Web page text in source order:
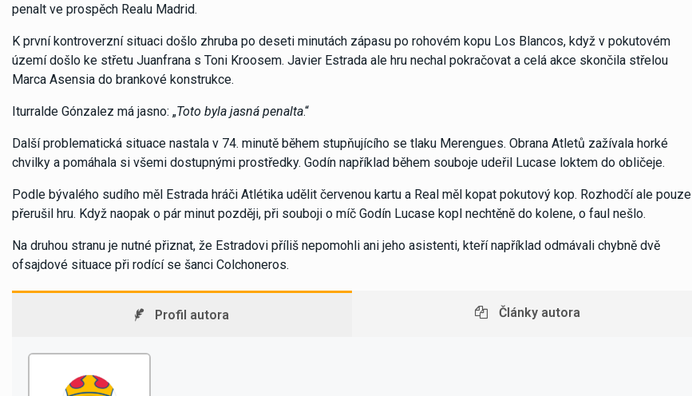
penalt ve prospěch Realu Madrid.
K první kontroverzní situaci došlo zhruba po deseti minutách zápasu po rohovém kopu Los Blancos, když v pokutovém
území došlo ke střetu Juanfrana s Toni Kroosem. Javier Estrada ale hru nechal pokračovat a celá akce skončila střelou
Marca Asensia do brankové konstrukce.
Iturralde Gónzalez má jasno: „Toto byla jasná penalta.“
Další problematická situace nastala v 74. minutě během stupňujícího se tlaku Merengues. Obrana Atletů zažívala horké
chvilky a pomáhala si všemi dostupnými prostředky. Godín například během souboje udeřil Lucase loktem do obličeje.
Podle bývalého sudího měl Estrada hráči Atlétika udělit červenou kartu a Real měl kopat pokutový kop. Rozhodčí ale pouze
přerušil hru. Když naopak o pár minut později, při souboji o míč Godín Lucase kopl nechtěně do kolene, o faul nešlo.
Na druhou stranu je nutné přiznat, že Estradovi příliš nepomohli ani jeho asistenti, kteří například odmávali chybně dvě
ofsajdové situace při rodící se šanci Colchoneros.
Profil autora Články autora